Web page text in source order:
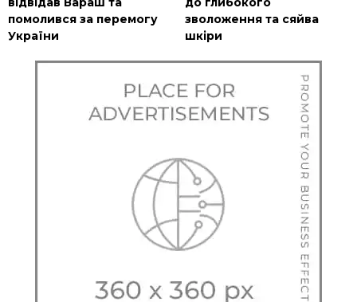
помолився за перемогу
України
зволоження та сяйва
шкіри